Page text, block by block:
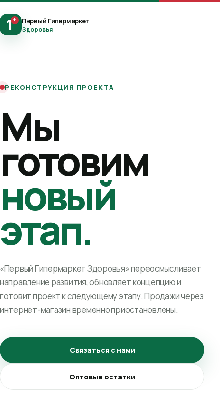
1+ Первый Гипермаркет
Здоровья
РЕКОНСТРУКЦИЯ ПРОЕКТА
Мы
готовим
новый
этап.
«Первый Гипермаркет Здоровья» переосмысливает
направление развития, обновляет концепцию и
готовит проект к следующему этапу. Продажи через
интернет-магазин временно приостановлены.
Связаться с нами
Оптовые остатки